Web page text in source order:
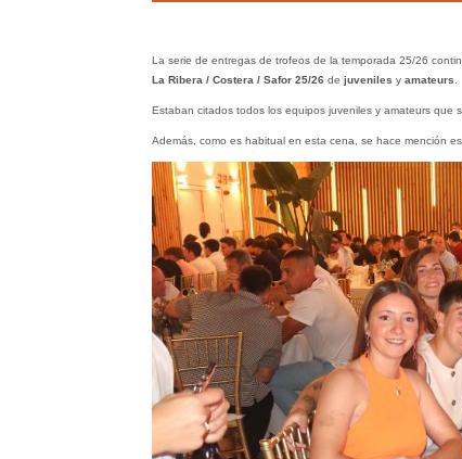
La serie de entregas de trofeos de la temporada 25/26
La Ribera / Costera / Safor 25/26 de juveniles y amateurs
Estaban citados todos los equipos juveniles y amateurs que
Además, como es habitual en esta cena, se hace mención